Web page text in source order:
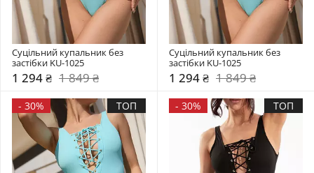
Суцільний купальник без
застібки KU-1025
1 294 ₴ 1 849 ₴
Суцільний купальник без
застібки KU-1025
1 294 ₴ 1 849 ₴
- 30% ТОП - 30% ТОП